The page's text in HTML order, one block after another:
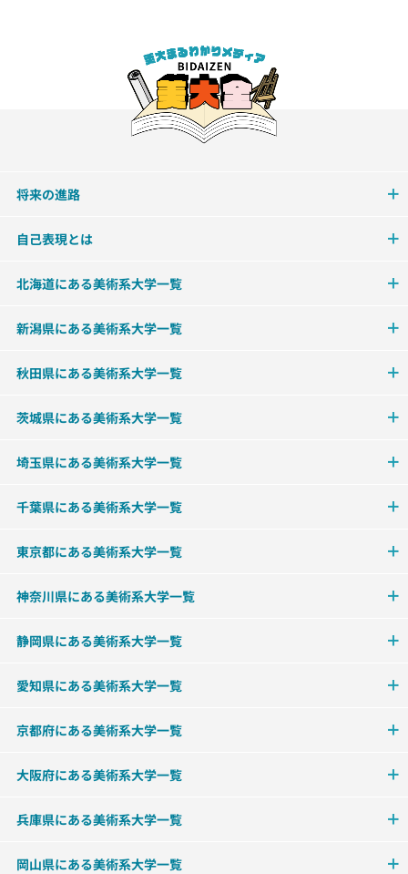
将来の進路
自己表現とは
北海道にある美術系大学一覧
新潟県にある美術系大学一覧
秋田県にある美術系大学一覧
茨城県にある美術系大学一覧
埼玉県にある美術系大学一覧
千葉県にある美術系大学一覧
東京都にある美術系大学一覧
神奈川県にある美術系大学一覧
静岡県にある美術系大学一覧
愛知県にある美術系大学一覧
京都府にある美術系大学一覧
大阪府にある美術系大学一覧
兵庫県にある美術系大学一覧
岡山県にある美術系大学一覧